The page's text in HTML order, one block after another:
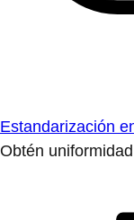
Estandarización
Obtén